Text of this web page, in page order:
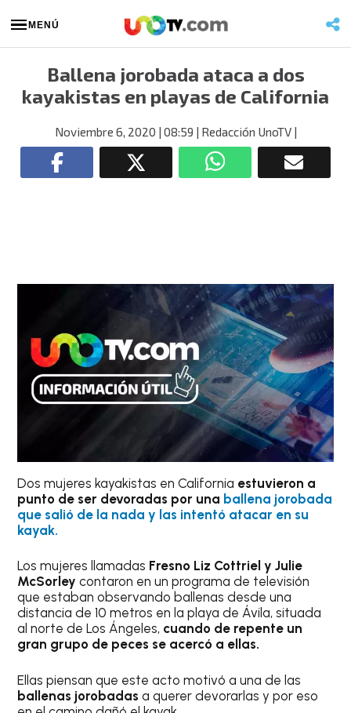
MENÚ
Ballena jorobada ataca a dos
kayakistas en playas de California
Noviembre 6, 2020 | 08:59 | Redacción UnoTV|
Dos mujeres kayakistas en California estuvieron a
punto de ser devoradas por una ballena jorobada
que salió de la nada y las intentó atacar en su
kayak.
Los mujeres llamadas Fresno Liz Cottriel y Julie
McSorleycontaron en un programa de televisión
que estaban observando ballenas desde una
distancia de 10 metros en la playa de Ávila, situada
al norte de Los Ángeles, cuando de repente un
gran grupo de peces se acercó a ellas.
Ellas piensan que este acto motivó a una de las
ballenas jorobadas a querer devorarlas y por eso